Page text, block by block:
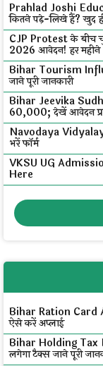
Prahlad Joshi
कितने पढ़े-लिखे हैं? खुद
CJP Protest के
2026 आवेदन! हर महीने
Bihar Tourism
जाने पूरी जानकारी
Bihar Jeevika
₹60,000; देखें आवेदन
Navodaya
भरें फॉर्म
VKSU UG
Here
Bihar Ration Card
ऐसे करें अप्लाई
Bihar Holding Tax
लगेगा टैक्स जाने पूरी